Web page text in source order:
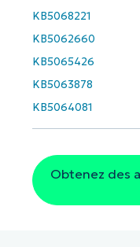
KB5068221
KB5062660
KB5065426
KB5063878
KB5064081
Obtenez des
number*
Pays
Company